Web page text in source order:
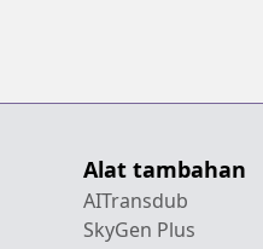
Alat tambahan
AITransdub
SkyGen Plus